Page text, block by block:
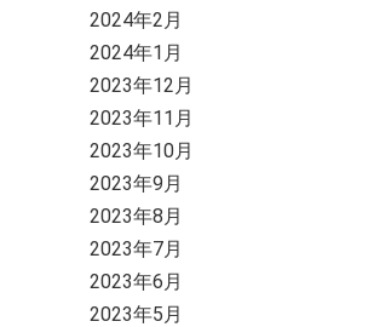
2024年2月
2024年1月
2023年12月
2023年11月
2023年10月
2023年9月
2023年8月
2023年7月
2023年6月
2023年5月